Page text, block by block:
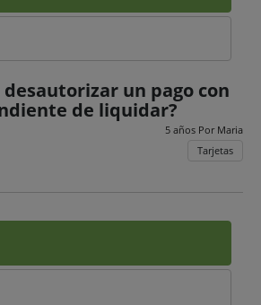
un pago con
de liquidar?
5 años Por Maria
Tarjetas